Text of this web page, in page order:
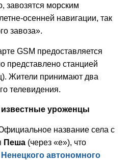
завозятся морским
осенней навигации, так
завоза».
GSM предоставляется
станцией
Жители принимают два
телевидения.
уроженцы
название села с
Пеша (через «е»), что
Ненецкого автономного